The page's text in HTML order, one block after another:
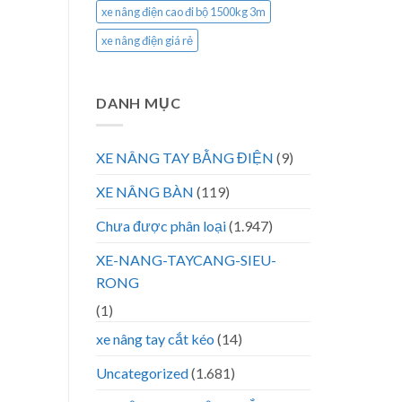
xe nâng điện cao đi bộ 1500kg 3m
xe nâng điện giá rẻ
DANH MỤC
XE NÂNG TAY BẰNG ĐIỆN (9)
XE NÂNG BÀN (119)
Chưa được phân loại(1.947)
XE-NANG-TAYCANG-SIEU-
RONG
(1)
xe nâng tay cắt kéo (14)
Uncategorized(1.681)